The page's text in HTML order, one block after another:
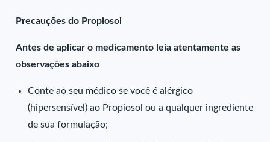
Precauções do Propiosol
Antes de aplicar o medicamento leia atentamente as
observações abaixo
Conte ao seu médico se você é alérgico
(hipersensível) ao Propiosol ou a qualquer ingrediente
de sua formulação;